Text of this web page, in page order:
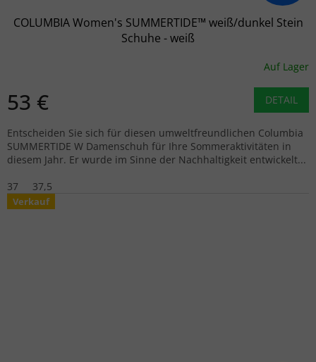
COLUMBIA Women's SUMMERTIDE™ weiß/dunkel Stein
Schuhe - weiß
Auf Lager
53 € DETAIL
Entscheiden Sie sich für diesen umweltfreundlichen Columbia
SUMMERTIDE W Damenschuh für Ihre Sommeraktivitäten in
diesem Jahr. Er wurde im Sinne der Nachhaltigkeit entwickelt...
37
37,5
Verkauf